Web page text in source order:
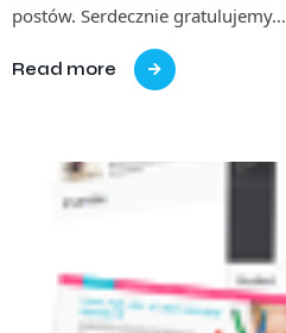
postów. Serdecznie gratulujemy…
Read more